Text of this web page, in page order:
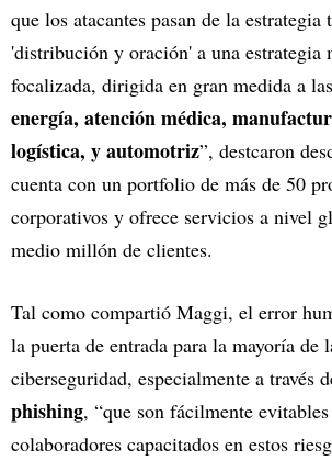
que los atacantes pasan de la
'distribución y oración' a una estrategia
focalizada, dirigida en gran medida a
energía, atención médica,
logística, y automotriz”, destcaron
cuenta con un portfolio de más de 50
corporativos y ofrece servicios a nivel
medio millón de clientes.
Tal como compartió Maggi, el error
la puerta de entrada para la mayoría de
ciberseguridad, especialmente a través
phishing, “que son fácilmente
colaboradores capacitados en estos